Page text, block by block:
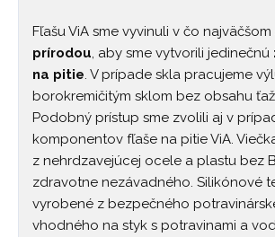
Fľašu ViA sme vyvinuli v čo najväčšom
prírodou , aby sme vytvorili jedinečnú
na pitie . V prípade skla pracujeme
borokremičitým sklom bez obsahu
Podobný prístup sme zvolili aj v
komponentov fľaše na pitie ViA.
z nehrdzavejúcej ocele a plastu bez
zdravotne nezávadného. Silikónové
vyrobené z bezpečného
vhodného na styk s potravinami a